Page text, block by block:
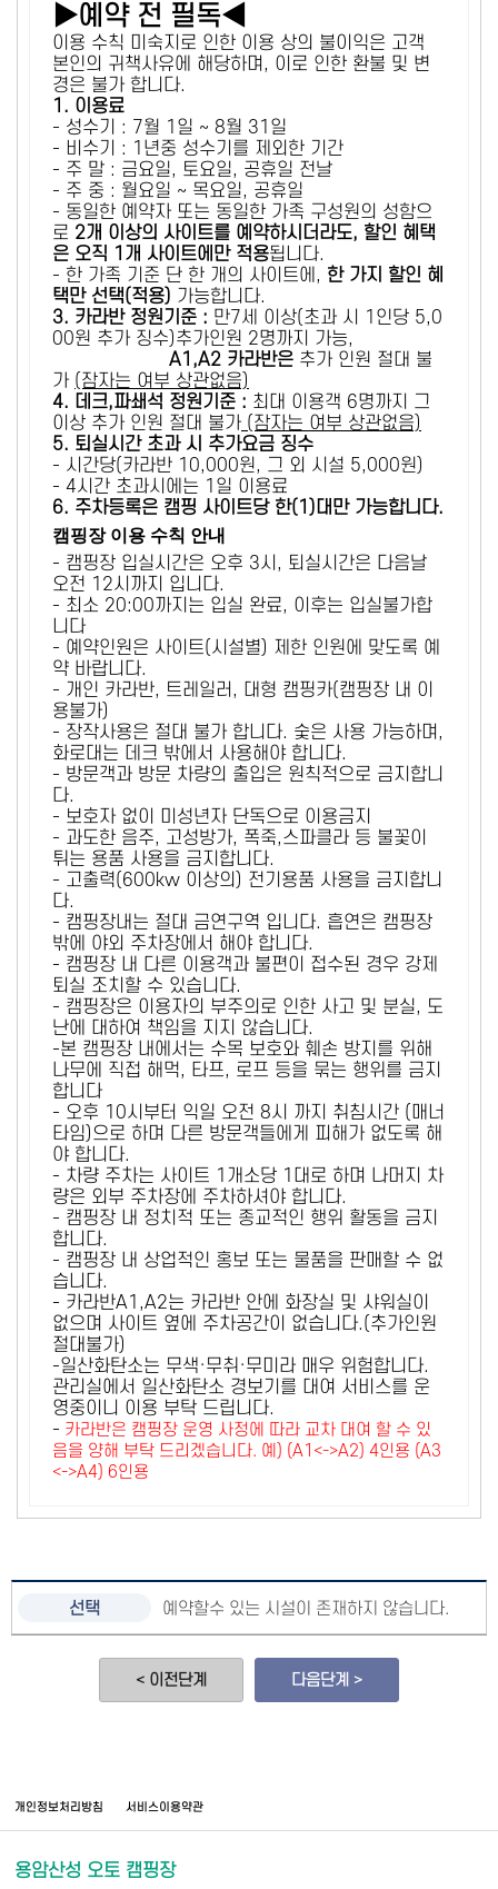
▶예약 전 필독◀
이용 수칙 미숙지로 인한 이용 상의 불이익은 고객
본인의 귀책사유에 해당하며, 이로 인한 환불 및 변
경은 불가 합니다.
1. 이용료
- 성수기 : 7월 1일 ~ 8월 31일
- 비수기 : 1년중 성수기를 제외한 기간
- 주 말 : 금요일, 토요일, 공휴일 전날
- 주 중 : 월요일 ~ 목요일, 공휴일
- 동일한 예약자 또는 동일한 가족 구성원의 성함으
로 2개 이상의 사이트를 예약하시더라도, 할인 혜택
은 오직 1개 사이트에만 적용됩니다.
- 한 가족 기준 단 한 개의 사이트에, 한 가지 할인 혜
택만 선택(적용) 가능합니다.
3. 카라반 정원기준 : 만7세 이상(초과 시 1인당 5,0
00원 추가 징수)추가인원 2명까지 가능,
A1,A2 카라반은 추가 인원 절대 불
가 (잠자는 여부 상관없음)
4. 데크,파쇄석 정원기준 : ​최대 이용객 6명까지 그
이상 추가 인원 절대 불가 (잠자는 여부 상관없음)
5. 퇴실시간 초과 시 추가요금 징수
- 시간당(카라반 10,000원, 그 외 시설 5,000원)
- 4시간 초과시에는 1일 이용료
6. 주차등록은 캠핑 사이트당 한(1)대만 가능합니다.
캠핑장 이용 수칙 안내
- 캠핑장 입실시간은 오후 3시, 퇴실시간은 다음날
오전 12시까지 입니다.
- 최소 20:00까지는 입실 완료, 이후는 입실불가합
니다
- 예약인원은 사이트(시설별) 제한 인원에 맞도록 예
약 바랍니다.
- 개인 카라반, 트레일러, 대형 캠핑카(캠핑장 내 이
용불가)
- 장작사용은 절대 불가 합니다. 숯은 사용 가능하며,
화로대는 데크 밖에서 사용해야 합니다.
- 방문객과 방문 차량의 출입은 원칙적으로 금지합니
다.
- 보호자 없이 미성년자 단독으로 이용금지
- 과도한 음주, 고성방가, 폭죽,스파클라 등 불꽃이
튀는 용품 사용을 금지합니다.
- 고출력(600kw 이상의) 전기용품 사용을 금지합니
다.
- 캠핑장내는 절대 금연구역 입니다. 흡연은 캠핑장
밖에 야외 주차장에서 해야 합니다.
- 캠핑장 내 다른 이용객과 불편이 접수된 경우 강제
퇴실 조치할 수 있습니다.
- 캠핑장은 이용자의 부주의로 인한 사고 및 분실, 도
난에 대하여 책임을 지지 않습니다.
-본 캠핑장 내에서는 수목 보호와 훼손 방지를 위해
나무에 직접 해먹, 타프, 로프 등을 묶는 행위를 금지
합니다
- 오후 10시부터 익일 오전 8시 까지 취침시간 (매너
타임)으로 하며 다른 방문객들에게 피해가 없도록 해
야 합니다.
- 차량 주차는 사이트 1개소당 1대로 하며 나머지 차
량은 외부 주차장에 주차하셔야 합니다.
- 캠핑장 내 정치적 또는 종교적인 행위 활동을 금지
합니다.
- 캠핑장 내 상업적인 홍보 또는 물품을 판매할 수 없
습니다.
- 카라반A1,A2는 카라반 안에 화장실 및 샤워실이
없으며 사이트 옆에 주차공간이 없습니다.(추가인원
절대불가)
-일산화탄소는 무색·무취·무미라 매우 위험합니다.
관리실에서 일산화탄소 경보기를 대여 서비스를 운
영중이니 이용 부탁 드립니다.
- 카라반은 캠핑장 운영 사정에 따라 교차 대여 할 수 있
음을 양해 부탁 드리겠습니다. 예) (A1<->A2) 4인용 (A3
<->A4) 6인용
예약할수 있는 시설이 존재하지 않습니다.
< 이전단계 다음단계 >
개인정보처리방침 서비스이용약관
용암산성 오토 캠핑장